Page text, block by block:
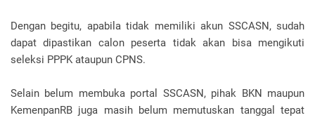
Dengan begitu, apabila tidak memiliki akun SSCASN, sudah
dapat dipastikan calon peserta tidak akan bisa mengikuti
seleksi PPPK ataupun CPNS.
Selain belum membuka portal SSCASN, pihak BKN maupun
KemenpanRB juga masih belum memutuskan tanggal tepat